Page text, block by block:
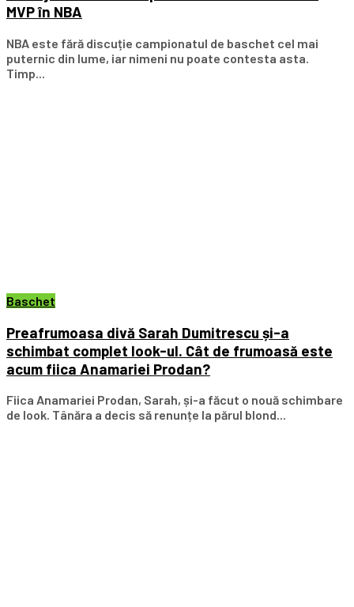
MVP în NBA
NBA este fără discuție campionatul de baschet cel mai
puternic din lume, iar nimeni nu poate contesta asta.
Timp...
Baschet
Preafrumoasa divă Sarah Dumitrescu și-a
schimbat complet look-ul. Cât de frumoasă este
acum fiica Anamariei Prodan?
Fiica Anamariei Prodan, Sarah, și-a făcut o nouă schimbare
de look. Tânăra a decis să renunțe la părul blond...